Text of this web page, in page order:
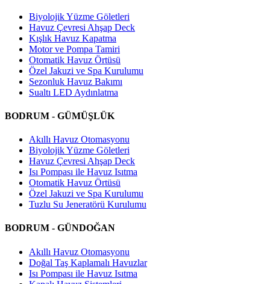
Biyolojik Yüzme Göletleri
Havuz Çevresi Ahşap Deck
Kışlık Havuz Kapatma
Motor ve Pompa Tamiri
Otomatik Havuz Örtüsü
Özel Jakuzi ve Spa Kurulumu
Sezonluk Havuz Bakımı
Sualtı LED Aydınlatma
BODRUM - GÜMÜŞLÜK
Akıllı Havuz Otomasyonu
Biyolojik Yüzme Göletleri
Havuz Çevresi Ahşap Deck
Isı Pompası ile Havuz Isıtma
Otomatik Havuz Örtüsü
Özel Jakuzi ve Spa Kurulumu
Tuzlu Su Jeneratörü Kurulumu
BODRUM - GÜNDOĞAN
Akıllı Havuz Otomasyonu
Doğal Taş Kaplamalı Havuzlar
Isı Pompası ile Havuz Isıtma